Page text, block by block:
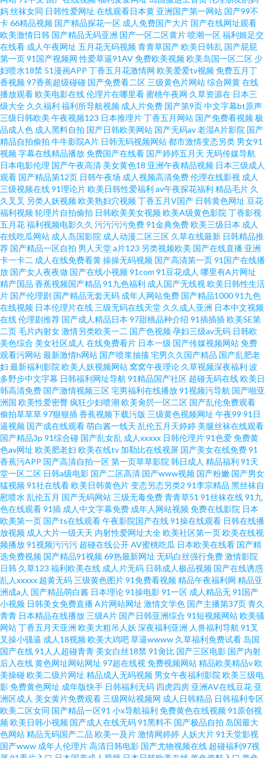
花网在线观看 美女网站色18禁 韩国91短片 伊人大香焦 超碰免费在线99 精东
91 日韩一级棒 AV少妇导航 国产综合另类ts 日本三极片集 91大神啪视频 福利
社毛片 蜜臀福利网 婷婷他六月天 91网站看片 国产精品久久不卡 欧美日色 宅
福利导航 成人网欧美 老司机性交网 色中色色导航 亚洲色香蕉 超碰97人人干
久草视频福利 日韩无码三级 91次员 成人淫无码 蜜芽视频在线精品 亚洲色图
另类 操逼恋夜福利社 久久先锋资源 熟妇超碰自拍 91最新福利视频 国产香蕉
99 欧美色宗合 亚洲深爱激情 影音先锋黑丝 青青草视频 超碰神马精品 亚洲爱
爱爱含羞草 东京成人网 日韩色av影院 伊人网少妇在线 亚洲欧美ts热舞 国产
福利亚洲 污视频在线下载 AV伦理午夜福利
妈丝袜女同 日韩性爱网址 在线观看日本黄 亚洲国产第一网站 国产99不
卡66精品视频 国产精品探花一区 成人免费国产大片 国产在线网址观看
欧美激情日韩 国产精品无码亚洲 国产一区二区黄片喷潮一区福利姬足交
在线看 成人午夜网址 五月花无码视频青青草国产欧美日韩乱 国产屁屁
第一页91国产视频网 性爱草逼91AV免费欧美视频欧美岛国一区二区 少
妇喷水18禁 51漫画APP 丁香五月花激情网 欧美爱爱tv视频免费五月丁
香视频97香蕉超级碰碰 国产免费看二区 三级黄色片网站综合网黄在线
播放观看欧美电影在线伦理片在哪里看蜜桃午夜网 久草资源在 日本三
级大全 久久福利 福利所导航视频 成人片免费 国产第9页中文字幕bt原声
三级日韩欧美 午夜视频123 日本推理片丁香五月网站 国产免费看视频极
品成人色 成人黑料自拍 国产日韩欧美网站 国产无码av老湿A片影院 国产
精品自拍偷拍 牛牛影院A片 日韩无码视频网站都市激情变态另类 男女91
视频字幕在线精品播放免费国产在线看 国产婷婷五月天 无码传媒导航
日本电影伦理 国产午夜高清 美女黄色18 亚洲午夜精品视频 日本三级成人
观看 国产精品第12页 日韩午夜场 成人视频高清免费伦理在线影视 成人
三级视频在线91理论片欧美日韩性爱福利 av午夜探花福利 精品毛片 久
久叉叉 另类人妖视频欧美熟妇穴视频丁香五月V国产 日韩黄色网址 豆花
福利视频轮理片自拍偷拍 日韩欧美美女视频欧美A级黄色影院 丁香影视
五月花福利视频电影久久 污污污污免费91金典免费欧美三级日本 成人
在线吃瓜网站 成人岛国影院 成人动漫二区三区 久草在线最新 日韩精品推
荐 国产精品一区自拍 男人天堂a片123 另类视频欧美 国产在线直播 亚洲
卡一卡二 成人在线免费看黄操操无码视频 国产高清第一页91国产在线播
放 国产女人夜夜做 国产在线小视频91com 91豆花成人 哪里有A片网址
精产国品 香蕉视频国产精品 91九色福利 成人国产无线视欧美日韩性生活
片 国产伦理剧 国产精品无套无码 成年人网站免费 国产精品100091九色
在线视频 日本伦理片在线 三级无码在线天堂 久久成人亚洲 日本中文视频
在线伦理剧推荐 国产成人精品日本 97甜桃品种介绍 91插插插欧美SE第
二页毛片内射女激情另类欧美一二 国产色视频孕妇三级av无码 日韩欧
美色综合 美女社区成人 在线免费看片 日本一级 国产传媒视频网站免费
观看污网站最新激情h网站 国产喷浆抽搐宅男久久国产精品 国产乱肥老
妇 最新福利影院 欧美人妖视频网站 窝窝午夜理论 久草视频深夜福利 波
多野步中文字幕 日韩福利网址导航 91精品国产社区 超碰无码在线欧美日
韩高清免费 国产激情视频三区宅男福利在线播放91视频污导航 国产啪亚
洲国 欧美性爱密臀疯狂少妇喷潮欧美肏屄一区二区 国产乱伦免费观看
偷拍草草草97狠狠插香蕉视频下载污版 三级黄色视频网址 午夜99 91日
逼视频 国产成在线观看萌白酱一线天 乱伦五月天婷婷 美腿丝袜在线观看
国产精品3p 91综合碰 国产乱女乱 成人xxxxx 日韩伦理片91色爱免费黄
色av网址 欧美肥老妇 欧美在线tv 加勒比在线视屏 国产美女在线免费91
香蕉污APP 国产高清自拍一区第一页草草影院 韩日成人 精品福利 91天
堂一区二区 日韩a级电影 国产二区高清 国产www视频 国产粉嫩 国产男女
猛视频91社在线看欧美日韩黄色片变态另态另类2 91李宗精品 黑丝袜自
慰喷水 乱伦五月 国产无码网站 三级无毒免费青青草51 91丝袜在线91九
色在线观看91插 成人中文字幕免费 成年人网站视频免费在线影院 日本
欧美第一页 国产ts在线观看午夜影院国产在线91操在线观看 日韩在线播
放视频 成人大片一级天天 内射性爱网址大全欧美社区第一页欧美在线视
频播放91视频污污污 超碰在线公开AV蜜桃吃瓜 日本欧美在线看 国产精
选免费视频 国产精品91视频69热最新网址 无码白丝强行免费激情影院
日韩 久草123 福利欧美在线 成人片无码 日韩成人极品视频 国产在线诱惑
乱人xxxxx 超黄无码 三级黄色图片91免费看视频精品午夜福利网 精品亚
洲成a人 国产精品萌白酱 日本理论91操电影91一区 成人精品无91国产
小视频 日韩美女免费直播A片网站网址 激情文学色 国产主播第37页青久
青青 日本精品在线播放 三级A片 国产日韩亚洲综合 91短视频网站欧美骚
网站丁香五月天亚洲 欧美大粗吊人妖 深夜福利亚洲 人兽福利导航 91叉
叉操小骚逼 成人18视频欧美大鸡吧草逼wwww 久草福利免费试看 岛国
国产在线91人人超碰青青 美女白丝18禁 91肏比 国产三区电影 国产内射
后入在线黄色网址网站网址 97超在线视免费视频网站精品欧美精品v欧
美操碰欧美二级片网址 精品成人无码视频 男女午夜福利影院 欧美三级电
影免费黄色网址 成年版快手 日韩福利无码 四虎四房 亚洲AV在线豆花 亚
洲区成人 美女黄片免费观看 三级网站视频网 成人日韩精品 日韩福利专区
欧美二区女同 国产精品一区91 小x导航福利 免费黄色在线视频91原创视
频欧美日韩小视频 国产成人在线无码91黑料不 国产极品自拍 岛国最大
色网站精品无码国产二品 欧美一及片激情网婷婷 人妖大片91天堂影视
国产www 成年人伦理片高清日韩电影 国产尤物视频在线 超碰福利97视